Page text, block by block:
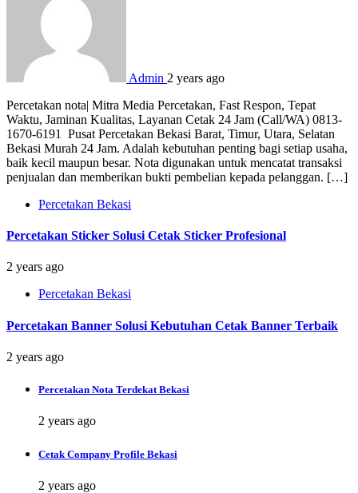
Admin 2 years ago
Percetakan nota| Mitra Media Percetakan, Fast Respon, Tepat
Waktu, Jaminan Kualitas, Layanan Cetak 24 Jam (Call/WA) 0813-
1670-6191 Pusat Percetakan Bekasi Barat, Timur, Utara, Selatan
Bekasi Murah 24 Jam. Adalah kebutuhan penting bagi setiap usaha,
baik kecil maupun besar. Nota digunakan untuk mencatat transaksi
penjualan dan memberikan bukti pembelian kepada pelanggan. […]
Percetakan Bekasi
Percetakan Sticker Solusi Cetak Sticker Profesional
2 years ago
Percetakan Bekasi
Percetakan Banner Solusi Kebutuhan Cetak Banner Terbaik
2 years ago
Percetakan Nota Terdekat Bekasi
2 years ago
Cetak Company Profile Bekasi
2 years ago